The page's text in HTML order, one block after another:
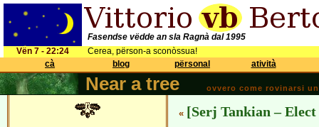
Fasendse vëdde an sla Ragnà dal 1995
Vën 7 - 22:24
Cerea, përson-a sconòssua!
cà
blog përsonal atività
Near a tree ovvero come rovinarsi
« [Serj Tankian – Elect